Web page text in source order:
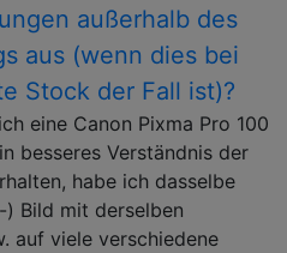
außerhalb des
aus (wenn dies bei
Stock der Fall ist)?
eine Canon Pixma Pro 100
besseres Verständnis der
habe ich dasselbe
Bild mit derselben
auf viele verschiedene